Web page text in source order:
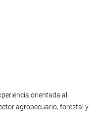
orientada al
agropecuario, forestal y